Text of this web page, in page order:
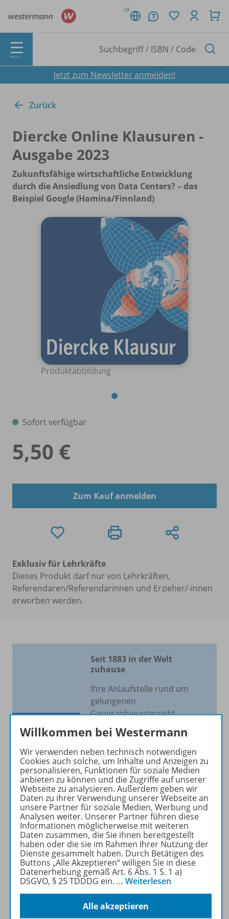
DE
MENÜ
Jetzt zum Newsletter anmelden!
Zurück
Diercke Online Klausuren -
Ausgabe 2023
Zukunftsfähige wirtschaftliche Entwicklung
durch die Ansiedlung von Data Centers? – das
Beispiel Google (Hamina/Finnland)
Produktabbildung
Sofort verfügbar
5,50 €
Zum Kauf anmelden
Exklusiv für Lehrkräfte
Dieses Produkt darf nur von Lehrkräften,
Referendaren/Referendarinnen und Erzieher/-innen
erworben werden.
Seit 1883 in der Welt
zuhause
Ihre Anlaufstelle rund um
gelungenen
Geographieunterricht
Diercke Atlas PLUS
Diercke Globus Online
Diercke Atlas APP
Zu Diercke.de
Produktinformationen
Beschreibung
Willkommen bei Westermann
Wir verwenden neben technisch notwendigen
Cookies auch solche, um Inhalte und Anzeigen zu
personalisieren, Funktionen für soziale Medien
anbieten zu können und die Zugriffe auf unserer
Webseite zu analysieren. Außerdem geben wir
Daten zu ihrer Verwendung unserer Webseite an
unsere Partner für soziale Medien, Werbung und
Analysen weiter. Unserer Partner führen diese
Informationen möglicherweise mit weiteren
Daten zusammen, die Sie ihnen bereitgestellt
haben oder die sie im Rahmen Ihrer Nutzung der
Dienste gesammelt haben. Durch Betätigen des
Buttons „Alle Akzeptieren“ willigen Sie in diese
Datenerhebung gemäß Art. 6 Abs. 1 S. 1 a)
DSGVO, § 25 TDDDG ein. … Weiterlesen
Alle akzeptieren